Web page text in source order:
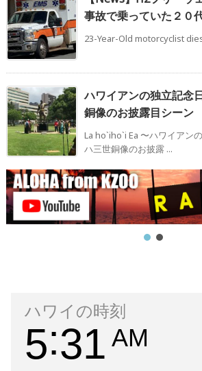
事故で乗っていた２０
23-Year-Old motorcyclist
ハワイアンの独立記念
銅像のお披露目シーン
La ho`iho`i Ea 〜ハワイアン
ハ三世銅像のお披露 ...
ハワイの時刻
5 31 AM